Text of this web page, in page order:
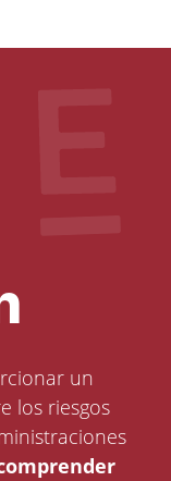
un
los riesgos